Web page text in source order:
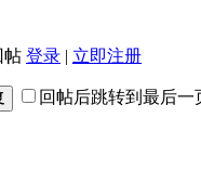
帖 登录 | 立即注册
回帖后跳转到最后一